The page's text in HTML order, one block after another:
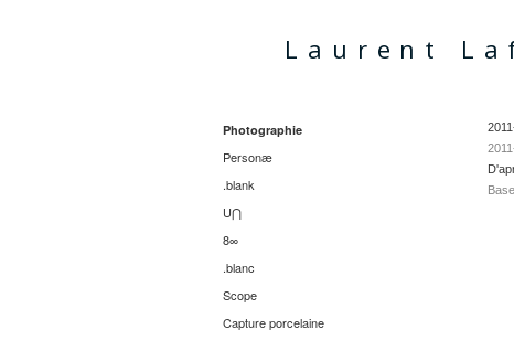
Laurent
Photographie
Personæ
.blank
U⋂
8∞
.blanc
Scope
Capture porcelaine